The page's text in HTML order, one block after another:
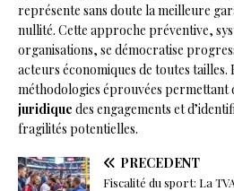
représente sans doute la meilleure
nullité. Cette approche préventive,
organisations, se démocratise
acteurs économiques de toutes tailles.
méthodologies éprouvées permettant
juridique des engagements et
fragilités potentielles.
PRÉCÉDENT
Fiscalité du sport: La